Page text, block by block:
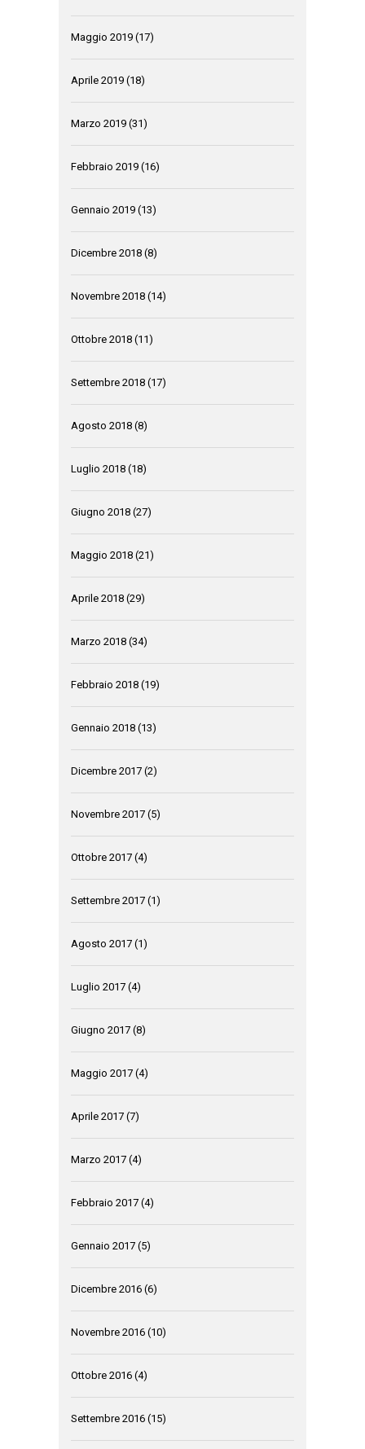
Maggio 2019 (17)
Aprile 2019 (18)
Marzo 2019 (31)
Febbraio 2019 (16)
Gennaio 2019 (13)
Dicembre 2018 (8)
Novembre 2018 (14)
Ottobre 2018 (11)
Settembre 2018 (17)
Agosto 2018 (8)
Luglio 2018 (18)
Giugno 2018 (27)
Maggio 2018 (21)
Aprile 2018 (29)
Marzo 2018 (34)
Febbraio 2018 (19)
Gennaio 2018 (13)
Dicembre 2017 (2)
Novembre 2017 (5)
Ottobre 2017 (4)
Settembre 2017 (1)
Agosto 2017 (1)
Luglio 2017 (4)
Giugno 2017 (8)
Maggio 2017 (4)
Aprile 2017 (7)
Marzo 2017 (4)
Febbraio 2017 (4)
Gennaio 2017 (5)
Dicembre 2016 (6)
Novembre 2016 (10)
Ottobre 2016 (4)
Settembre 2016 (15)